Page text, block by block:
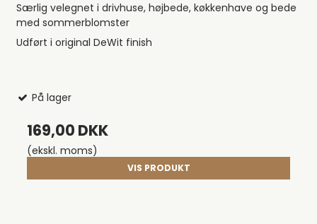
Særlig velegnet i drivhuse, højbede, køkkenhave og bede
med sommerblomster
Udført i original DeWit finish
På lager
169,00 DKK
(ekskl. moms)
VIS PRODUKT